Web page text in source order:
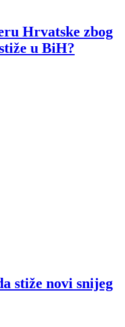
Hrvatske zbog
u BiH?
stiže novi snijeg